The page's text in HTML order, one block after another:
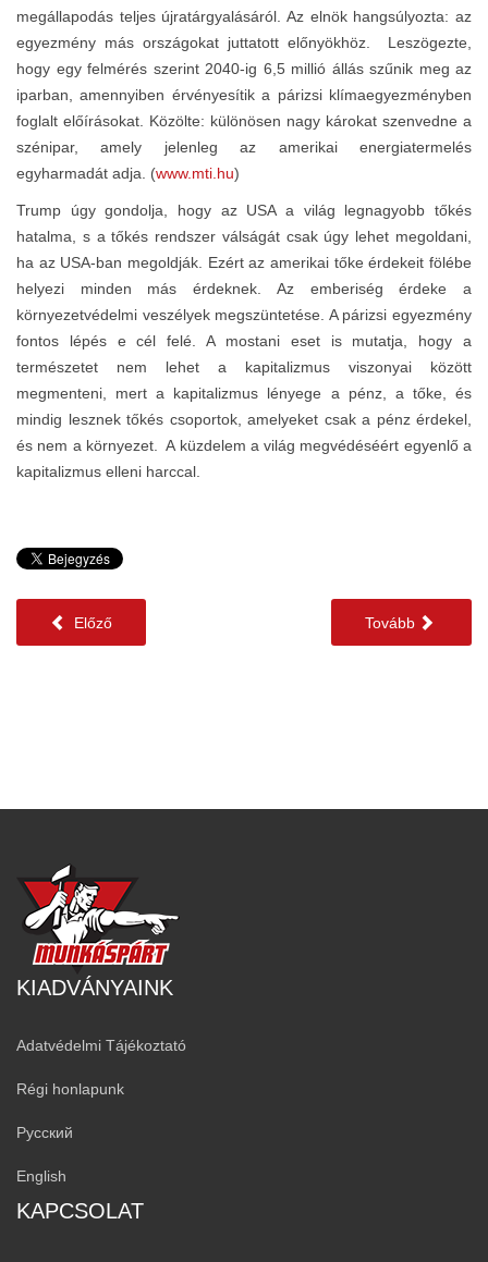
megállapodás teljes újratárgyalásáról. Az elnök hangsúlyozta: az
egyezmény más országokat juttatott előnyökhöz. Leszögezte,
hogy egy felmérés szerint 2040-ig 6,5 millió állás szűnik meg az
iparban, amennyiben érvényesítik a párizsi klímaegyezményben
foglalt előírásokat. Közölte: különösen nagy károkat szenvedne a
szénipar, amely jelenleg az amerikai energiatermelés
egyharmadát adja. (www.mti.hu)
Trump úgy gondolja, hogy az USA a világ legnagyobb tőkés
hatalma, s a tőkés rendszer válságát csak úgy lehet megoldani,
ha az USA-ban megoldják. Ezért az amerikai tőke érdekeit fölébe
helyezi minden más érdeknek. Az emberiség érdeke a
környezetvédelmi veszélyek megszüntetése. A párizsi egyezmény
fontos lépés e cél felé. A mostani eset is mutatja, hogy a
természetet nem lehet a kapitalizmus viszonyai között
megmenteni, mert a kapitalizmus lényege a pénz, a tőke, és
mindig lesznek tőkés csoportok, amelyeket csak a pénz érdekel,
és nem a környezet. A küzdelem a világ megvédéséért egyenlő a
kapitalizmus elleni harccal.
Előző Tovább
KIADVÁNYAINK
Adatvédelmi Tájékoztató
Régi honlapunk
Русский
English
KAPCSOLAT